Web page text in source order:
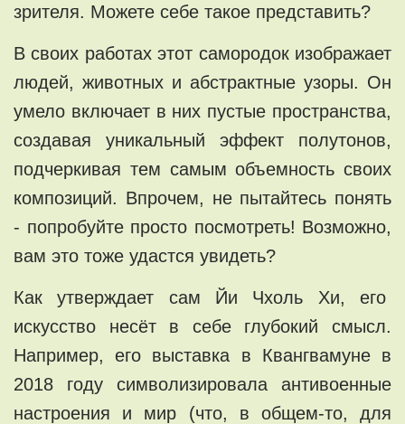
зрителя. Можете себе такое представить?
В своих работах этот самородок изображает
людей, животных и абстрактные узоры. Он
умело включает в них пустые пространства,
создавая уникальный эффект полутонов,
подчеркивая тем самым объемность своих
композиций. Впрочем, не пытайтесь понять
- попробуйте просто посмотреть! Возможно,
вам это тоже удастся увидеть?
Как утверждает сам Йи Чхоль Хи, его
искусство несёт в себе глубокий смысл.
Например, его выставка в Квангвамуне в
2018 году символизировала антивоенные
настроения и мир (что, в общем-то, для